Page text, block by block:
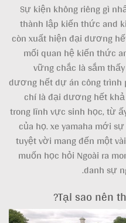
Sự kiện không riêng gì
thành lập kiến thức and
còn xuất hiện đại dương
mối quan hệ kiến thức
vững chắc là sắm
dương hết dự án công trình
chí là đại dương hết
trong lĩnh vực sinh học, từ
của họ. xe yamaha mới
tuyệt vời mang đến một
muốn học hỏi Ngoài ra
danh sự
Tại sao nên